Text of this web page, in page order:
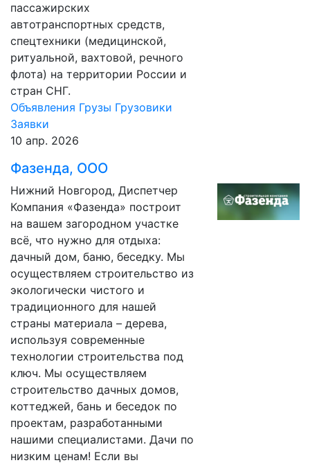
пассажирских
автотранспортных средств,
спецтехники (медицинской,
ритуальной, вахтовой, речного
флота) на территории России и
стран СНГ.
Объявления Грузы Грузовики
Заявки
10 апр. 2026
Фазенда, ООО
Нижний Новгород, Диспетчер
Компания «Фазенда» построит
на вашем загородном участке
всё, что нужно для отдыха:
дачный дом, баню, беседку. Мы
осуществляем строительство из
экологически чистого и
традиционного для нашей
страны материала – дерева,
используя современные
технологии строительства под
ключ. Мы осуществляем
строительство дачных домов,
коттеджей, бань и беседок по
проектам, разработанными
нашими специалистами. Дачи по
низким ценам! Если вы